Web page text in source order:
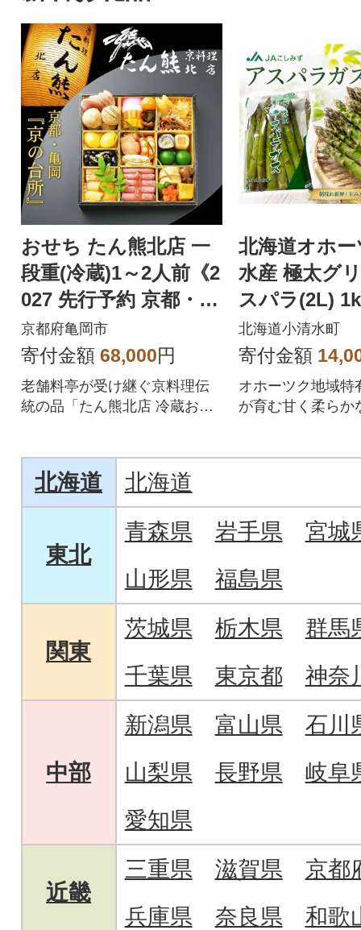
おせち たん熊北店 一
段重(冷蔵)1～2人前《2
027 先行予約 京都・亀
岡 おせち料理》
京都府亀岡市
寄付金額 68,000円
老舗料亭が受け継ぐ京料理伝
統の品「たん熊北店 冷蔵おせ
北海道オホ
水産 極太グ
スパラ(2L)
2袋)
北海道小清水町
寄付金額
オホーツク地域特
が育む甘く柔らか
北海道 北海道
東北
青森県 岩手県
宮城
山形県
福島県
関東
茨城県 栃木県
群馬
千葉県
東京都 神奈
中部
新潟県 富山県
石川
山梨県
長野県
岐阜
愛知県
近畿
三重県 滋賀県
京都
兵庫県
奈良県 和歌